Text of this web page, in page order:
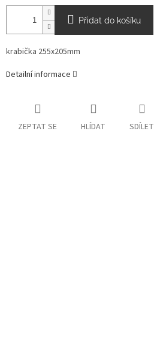
Přidat do košíku
krabička 255x205mm
Detailní informace
ZEPTAT SE HLÍDAT SDÍLET